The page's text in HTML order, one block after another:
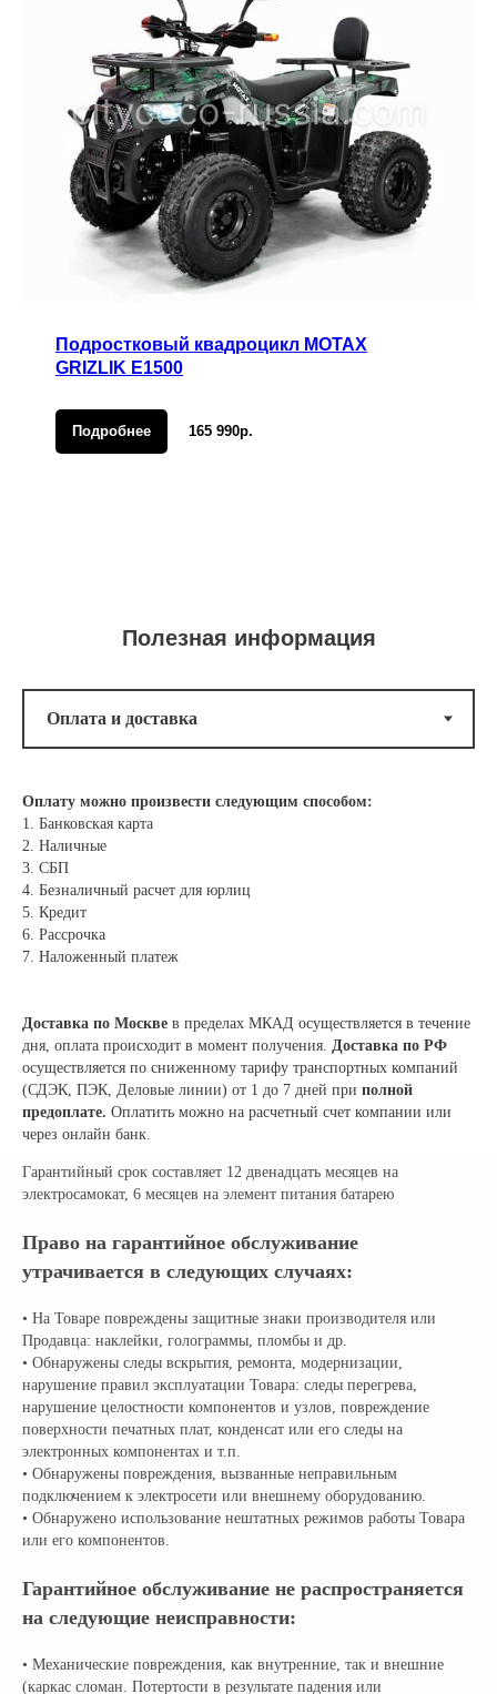
Подростковый квадроцикл MOTAX
GRIZLIK E1500
Подробнее 165 990р.
Полезная информация
Оплату можно произвести следующим способом:
1. Банковская карта
2. Наличные
3. СБП
4. Безналичный расчет для юрлиц
5. Кредит
6. Рассрочка
7. Наложенный платеж
Доставка по Москве в пределах МКАД осуществляется в течение
дня, оплата происходит в момент получения. Доставка по РФ
осуществляется по сниженному тарифу транспортных компаний
(СДЭК, ПЭК, Деловые линии) от 1 до 7 дней при полной
предоплате. Оплатить можно на расчетный счет компании или
через онлайн банк.
Гарантийный срок составляет 12 двенадцать месяцев на
электросамокат, 6 месяцев на элемент питания батарею
Право на гарантийное обслуживание
утрачивается в следующих случаях:
• На Товаре повреждены защитные знаки производителя или
Продавца: наклейки, голограммы, пломбы и др.
• Обнаружены следы вскрытия, ремонта, модернизации,
нарушение правил эксплуатации Товара: следы перегрева,
нарушение целостности компонентов и узлов, повреждение
поверхности печатных плат, конденсат или его следы на
электронных компонентах и т.п.
• Обнаружены повреждения, вызванные неправильным
подключением к электросети или внешнему оборудованию.
• Обнаружено использование нештатных режимов работы Товара
или его компонентов.
Гарантийное обслуживание не распространяется
на следующие неисправности:
• Механические повреждения, как внутренние, так и внешние
(каркас сломан. Потертости в результате падения или